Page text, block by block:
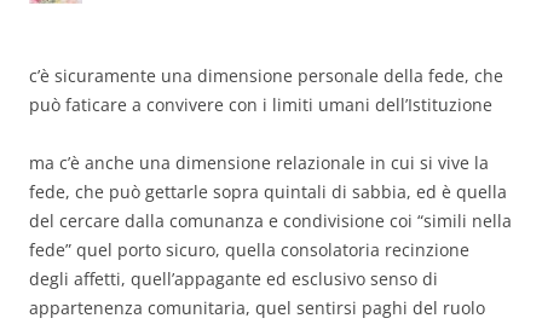
c’è sicuramente una dimensione personale della fede, che
può faticare a convivere con i limiti umani dell’Istituzione
ma c’è anche una dimensione relazionale in cui si vive la
fede, che può gettarle sopra quintali di sabbia, ed è quella
del cercare dalla comunanza e condivisione coi “simili nella
fede” quel porto sicuro, quella consolatoria recinzione
degli affetti, quell’appagante ed esclusivo senso di
appartenenza comunitaria, quel sentirsi paghi del ruolo